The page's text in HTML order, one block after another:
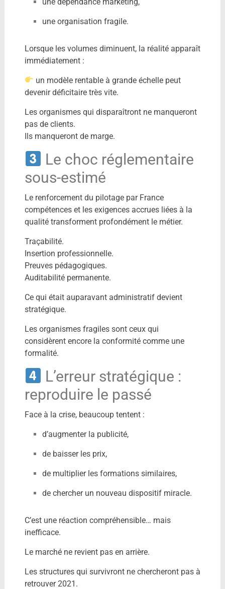
une organisation fragile.
Lorsque les volumes diminuent, la réalité apparaît
immédiatement :
un modèle rentable à grande échelle peut
devenir déficitaire très vite.
Les organismes qui disparaîtront ne manqueront
pas de clients.
Ils manqueront de marge.
Le choc réglementaire
sous-estimé
Le renforcement du pilotage par France
compétenceset les exigences accrues liées à la
qualité transforment profondément le métier.
Traçabilité.
Insertion professionnelle.
Preuves pédagogiques.
Auditabilité permanente.
Ce qui était auparavant administratif devient
stratégique.
Les organismes fragiles sont ceux qui
considèrent encore la conformité comme une
formalité.
L’erreur stratégique :
reproduire le passé
Face à la crise, beaucoup tentent :
d’augmenter la publicité,
de baisser les prix,
de multiplier les formations similaires,
de chercher un nouveau dispositif miracle.
C’est une réaction compréhensible… mais
inefficace.
Le marché ne revient pas en arrière.
Les structures qui survivront ne chercheront pas à
retrouver 2021.